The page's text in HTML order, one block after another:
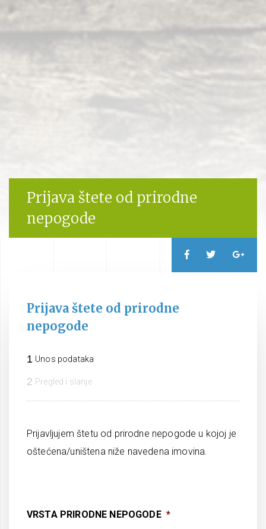
Prijava štete od prirodne
nepogode
Prijava štete od prirodne
nepogode
1 Unos podataka
2 Pregled i slanje
Prijavljujem štetu od prirodne nepogode u kojoj je
oštećena/uništena niže navedena imovina.
VRSTA PRIRODNE NEPOGODE *